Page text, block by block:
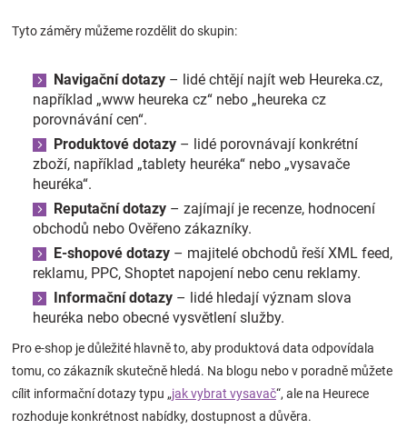
Tyto záměry můžeme rozdělit do skupin:
Navigační dotazy – lidé chtějí najít web Heureka.cz,
například „www heureka cz“ nebo „heureka cz
porovnávání cen“.
Produktové dotazy – lidé porovnávají konkrétní
zboží, například „tablety heuréka“ nebo „vysavače
heuréka“.
Reputační dotazy – zajímají je recenze, hodnocení
obchodů nebo Ověřeno zákazníky.
E-shopové dotazy – majitelé obchodů řeší XML feed,
reklamu, PPC, Shoptet napojení nebo cenu reklamy.
Informační dotazy – lidé hledají význam slova
heuréka nebo obecné vysvětlení služby.
Pro e-shop je důležité hlavně to, aby produktová data odpovídala
tomu, co zákazník skutečně hledá. Na blogu nebo v poradně můžete
cílit informační dotazy typu „jak vybrat vysavač“, ale na Heurece
rozhoduje konkrétnost nabídky, dostupnost a důvěra.